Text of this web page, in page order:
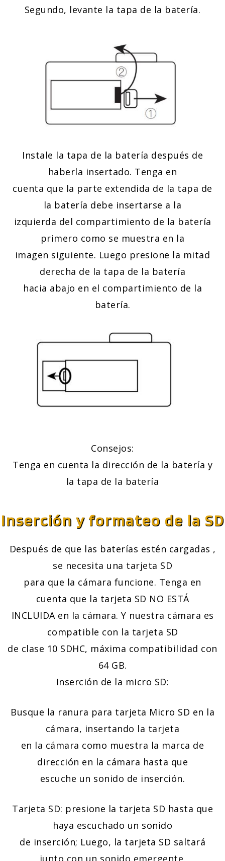
Segundo, levante la tapa de la batería.
Instale la tapa de la batería después de
haberla insertado. Tenga en
cuenta que la parte extendida de la tapa de
la batería debe insertarse a la
izquierda del compartimiento de la batería
primero como se muestra en la
imagen siguiente. Luego presione la mitad
derecha de la tapa de la batería
hacia abajo en el compartimiento de la
batería.
Consejos:
Tenga en cuenta la dirección de la batería y
la tapa de la batería
Inserción y formateo de la SD
Después de que las baterías estén cargadas ,
se necesita una tarjeta SD
para que la cámara funcione. Tenga en
cuenta que la tarjeta SD NO ESTÁ
INCLUIDA en la cámara. Y nuestra cámara es
compatible con la tarjeta SD
de clase 10 SDHC, máxima compatibilidad con
64 GB.
Inserción de la micro SD:
Busque la ranura para tarjeta Micro SD en la
cámara, insertando la tarjeta
en la cámara como muestra la marca de
dirección en la cámara hasta que
escuche un sonido de inserción.
Tarjeta SD: presione la tarjeta SD hasta que
haya escuchado un sonido
de inserción; Luego, la tarjeta SD saltará